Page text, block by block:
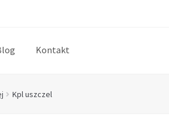
Kontakt
Kpl uszczel